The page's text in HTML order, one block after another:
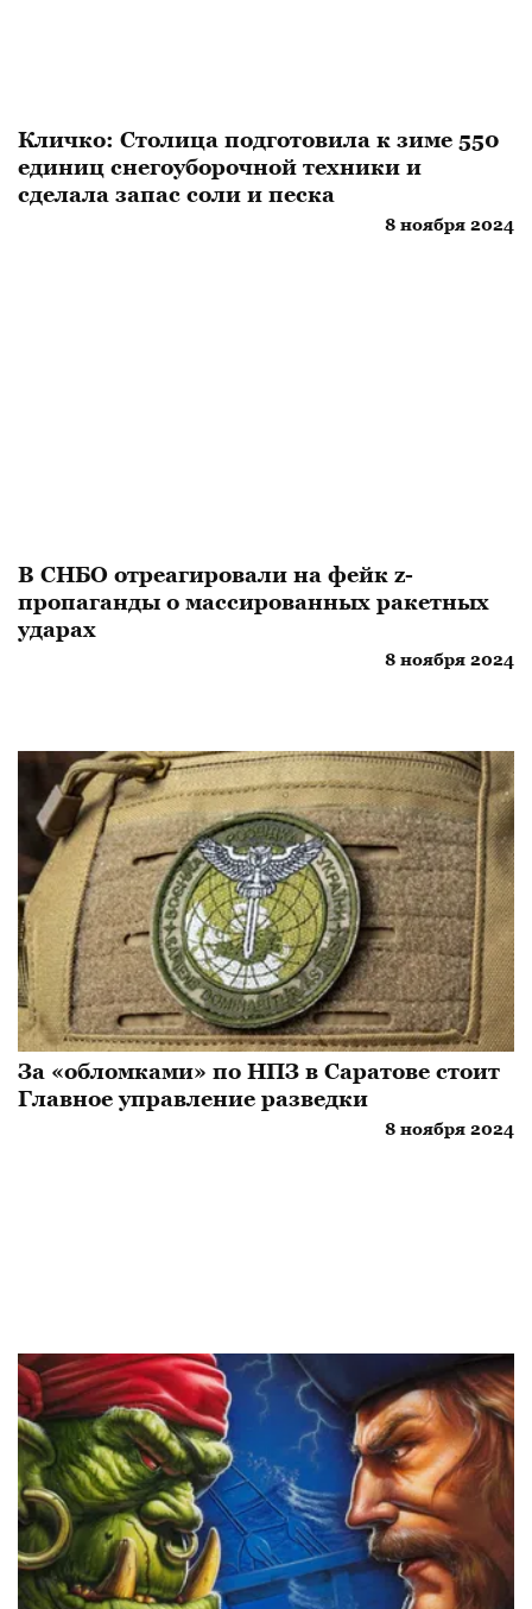
Кличко: Столица подготовила к зиме 550
единиц снегоуборочной техники и
сделала запас соли и песка
8 ноября 2024
В СНБО отреагировали на фейк z-
пропаганды о массированных ракетных
ударах
8 ноября 2024
За «обломками» по НПЗ в Саратове стоит
Главное управление разведки
8 ноября 2024